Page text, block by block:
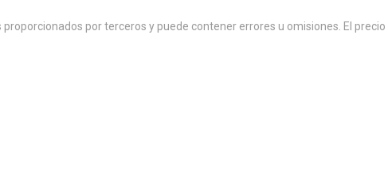
por terceros y puede contener errores u omisiones. El precio